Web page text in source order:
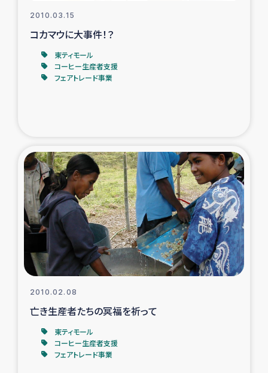
2010.03.15
コカマウに大事件！？
東ティモール
コーヒー生産者支援
フェアトレード事業
2010.02.08
亡き生産者たちの冥福を祈って
東ティモール
コーヒー生産者支援
フェアトレード事業